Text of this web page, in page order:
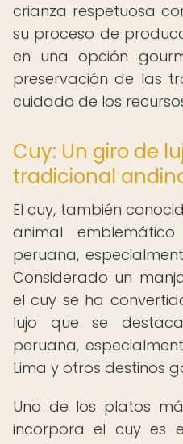
crianza respetuosa
su proceso de
en una opción
preservación de las
cuidado de los
Cuy: Un giro de
tradicional
El cuy, también
animal
peruana,
Considerado un
el cuy se ha
lujo que se
peruana,
Lima y otros destinos
Uno de los platos
incorpora el cuy es